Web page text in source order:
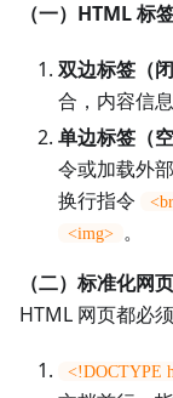
（一）HTML 标
双边标签（
合，内容信
单边标签（空
令或加载外
换行指令
<img>
。
（二）标准化网
HTML 网页都必
<!DOCTYPE